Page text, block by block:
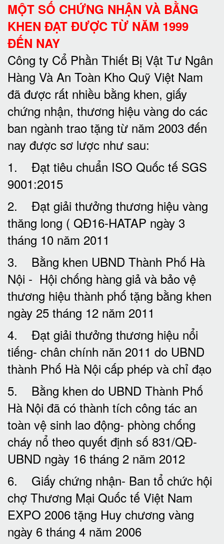
MỘT SỐ CHỨNG NHẬN VÀ BẰNG
KHEN ĐẠT ĐƯỢC TỪ NĂM 1999
ĐẾN NAY
Công ty Cổ Phần Thiết Bị Vật Tư Ngân
Hàng Và An Toàn Kho Quỹ Việt Nam
đã được rất nhiều bằng khen, giấy
chứng nhận, thương hiệu vàng do các
ban ngành trao tặng từ năm 2003 đến
nay được sơ lược như sau:
1. Đạt tiêu chuẩn ISO Quốc tế SGS
9001:2015
2. Đạt giải thưởng thương hiệu vàng
thăng long ( QĐ16-HATAP ngày 3
tháng 10 năm 2011
3. Bằng khen UBND Thành Phố Hà
Nội - Hội chống hàng giả và bảo vệ
thương hiệu thành phố tặng bằng khen
ngày 25 tháng 12 năm 2011
4. Đạt giải thưởng thương hiệu nổi
tiếng- chân chính năn 2011 do UBND
thành Phố Hà Nội cấp phép và chỉ đạo
5. Bằng khen do UBND Thành Phố
Hà Nội đã có thành tích công tác an
toàn vệ sinh lao động- phòng chống
cháy nổ theo quyết định số 831/QĐ-
UBND ngày 16 tháng 2 năm 2012
6. Giấy chứng nhận- Ban tổ chức hội
chợ Thương Mại Quốc tế Việt Nam
EXPO 2006 tặng Huy chương vàng
ngày 6 tháng 4 năm 2006